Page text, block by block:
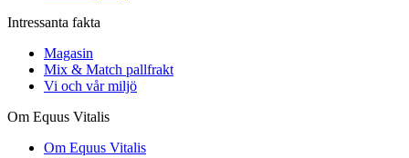
Intressanta fakta
Magasin
Mix & Match pallfrakt
Vi och vår miljö
Om Equus Vitalis
Om Equus Vitalis